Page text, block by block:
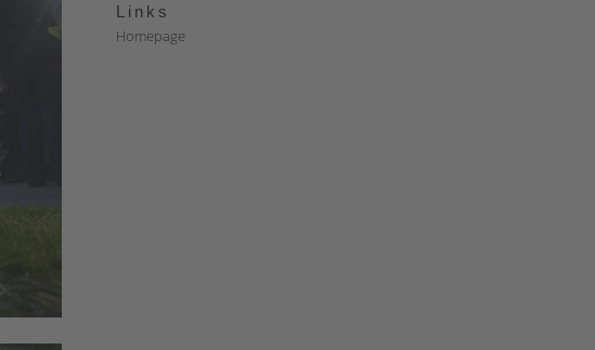
Links
Homepage